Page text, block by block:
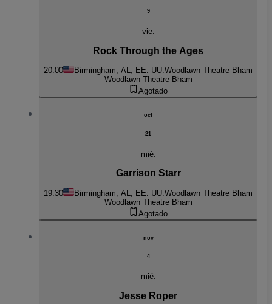
9
vie.
Rock Through the Ages
20:00 Birmingham, AL, EE. UU.Woodlawn Theatre Bham
Woodlawn Theatre Bham
Agotado
oct
21
mié.
Garrison Starr
19:30 Birmingham, AL, EE. UU. Woodlawn Theatre Bham
Woodlawn Theatre Bham
Agotado
nov
4
mié.
Jesse Roper